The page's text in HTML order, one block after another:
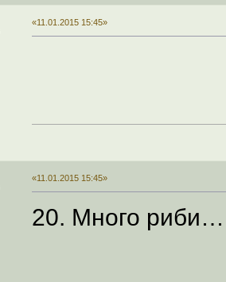
«11.01.2015 15:45»
«11.01.2015 15:45»
20. Много риби…